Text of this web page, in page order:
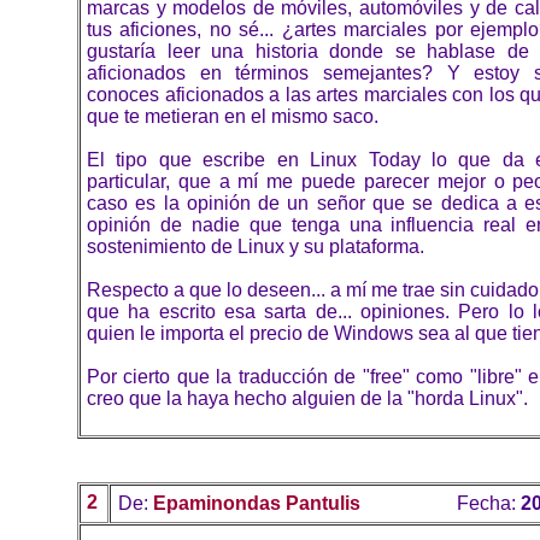
marcas y modelos de móviles, automóviles y de
tus aficiones, no sé... ¿artes marciales por
gustaría leer una historia donde se hablase de
aficionados en términos semejantes? Y estoy
conoces aficionados a las artes marciales con los
que te metieran en el mismo saco.
El tipo que escribe en Linux Today lo que da
particular, que a mí me puede parecer mejor o
caso es la opinión de un señor que se dedica a
opinión de nadie que tenga una influencia real
sostenimiento de Linux y su plataforma.
Respecto a que lo deseen... a mí me trae sin
que ha escrito esa sarta de... opiniones. Pero lo
quien le importa el precio de Windows sea al que
Por cierto que la traducción de "free" como "libre"
creo que la haya hecho alguien de la "horda Linux".
2 De: Epaminondas Pantulis Fecha: